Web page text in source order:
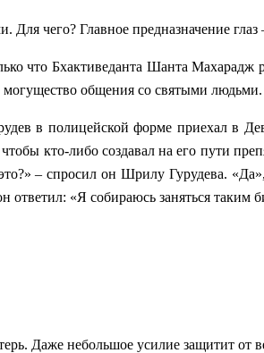
чего? Главное предназначение глаз
что Бхактиведанта Шанта Махарадж
могущество общения со святыми людьми.
в полицейской форме приехал в
кто-либо создавал на его пути
– спросил он Шрилу Гурудева.
ответил: «Я собираюсь заняться таким
Даже небольшое усилие защитит от